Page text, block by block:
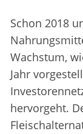
Schon 2018
Wachstum,
Jahr
hervorgeht.